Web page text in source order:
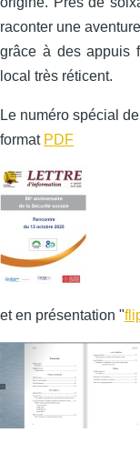
raconter une
grâce à des appuis
local très réticent.
Le numéro spécial
format PDF
et en présentation "